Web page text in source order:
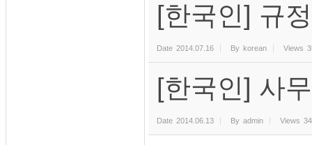
[한국인] 규정
Date 2014.07.16 By korean Views
[한국인] 사
Date 2014.06.13 By admin Views